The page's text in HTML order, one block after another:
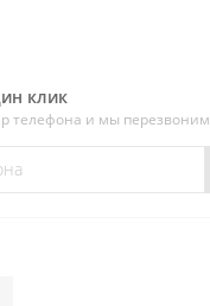
клик
телефона и мы перезвоним